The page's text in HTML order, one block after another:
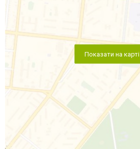
Показати на карті